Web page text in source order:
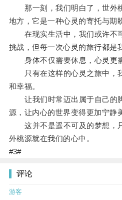
那一刻，我们明白了，世外
地方，它是一种心灵的寄托与期
在现实生活中，我们或许不
挑战，但每一次心灵的旅行都是
身体不仅需要休息，心灵更需
只有在这样的心灵之旅中，
和幸福。
让我们时常迈出属于自己的
源，让内心的世界变得更加宁静
这并不是遥不可及的梦想，
外桃源就在我们的心中。
#3#
评论
游客